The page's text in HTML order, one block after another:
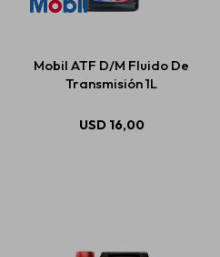
Mobil ATF D/M Fluido De
Transmisión 1L
USD 16,00